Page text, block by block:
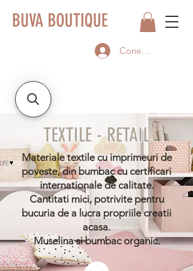
BUVA BOUTIQUE
Conectează-te
TEXTILE - RETAIL
Materiale textile cu imprimeuri de
poveste, din bumbac cu certificari
internationale de calitate.
Cantitati mici, potrivite pentru
bucuria de a lucra propriile creatii
acasa.
Muselina si bumbac organic.